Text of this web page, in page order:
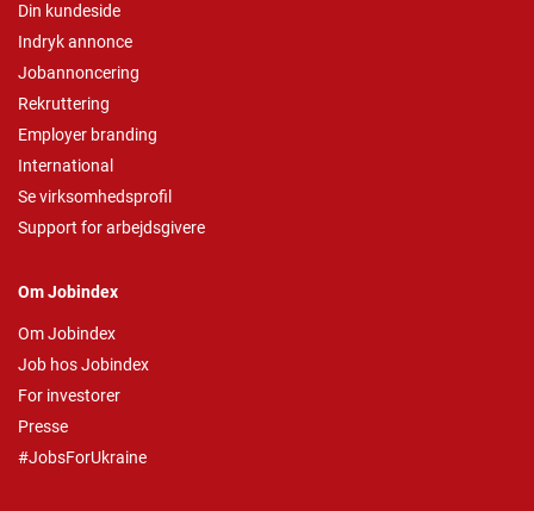
Din kundeside
Indryk annonce
Jobannoncering
Rekruttering
Employer branding
International
Se virksomhedsprofil
Support for arbejdsgivere
Om Jobindex
Om Jobindex
Job hos Jobindex
For investorer
Presse
#JobsForUkraine